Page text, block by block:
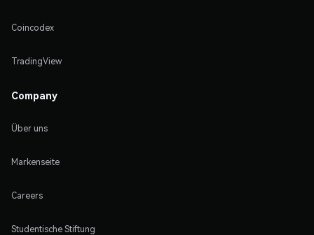
Coincodex
TradingView
Company
Über uns
Markenseite
Careers
Studentische Stiftung